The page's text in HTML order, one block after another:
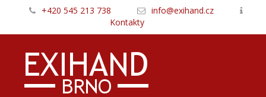
+420 545 213 738
info@exihand.cz
Kontakty